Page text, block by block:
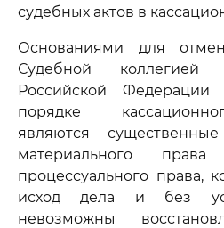
судебных актов в
Основаниями для
Судебной коллегией
Российской
порядке
являются
материального
процессуального права,
исход дела и без
невозможны